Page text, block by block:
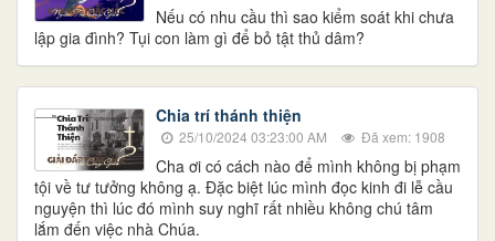
Nếu có nhu cầu thì sao kiểm soát khi chưa
lập gia đình? Tụi con làm gì để bỏ tật thủ dâm?
Chia trí thánh thiện
25/10/2024 03:23:00 AM Đã xem: 1908
Cha ơi có cách nào để mình không bị phạm
tội về tư tưởng không ạ. Đặc biệt lúc mình đọc kinh đi lễ cầu
nguyện thì lúc đó mình suy nghĩ rất nhiều không chú tâm
lắm đến việc nhà Chúa.